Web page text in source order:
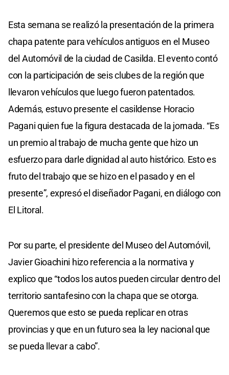
Esta semana se realizó la presentación de la primera
chapa patente para vehículos antiguos en el Museo
del Automóvil de la ciudad de Casilda. El evento contó
con la participación de seis clubes de la región que
llevaron vehículos que luego fueron patentados.
Además, estuvo presente el casildense Horacio
Pagani quien fue la figura destacada de la jornada. “Es
un premio al trabajo de mucha gente que hizo un
esfuerzo para darle dignidad al auto histórico. Esto es
fruto del trabajo que se hizo en el pasado y en el
presente”, expresó el diseñador Pagani, en diálogo con
El Litoral.
Por su parte, el presidente del Museo del Automóvil,
Javier Gioachini hizo referencia a la normativa y
explico que “todos los autos pueden circular dentro del
territorio santafesino con la chapa que se otorga.
Queremos que esto se pueda replicar en otras
provincias y que en un futuro sea la ley nacional que
se pueda llevar a cabo”.